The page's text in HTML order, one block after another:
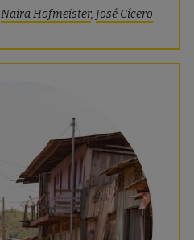
Naira Hofmeister, José Cícero